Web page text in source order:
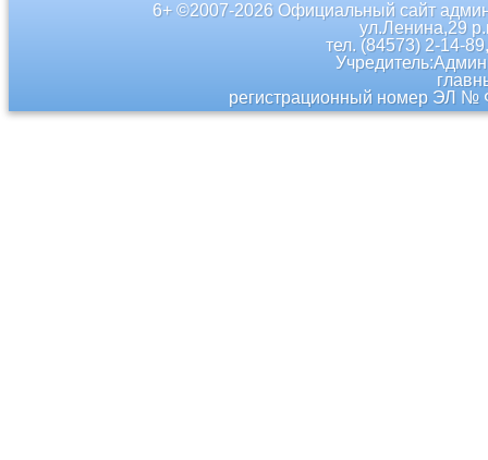
6+ ©2007-2026 Официальный сайт
ул.Ленина,29
тел. (84573) 2-14-
регистрационный номер ЭЛ №